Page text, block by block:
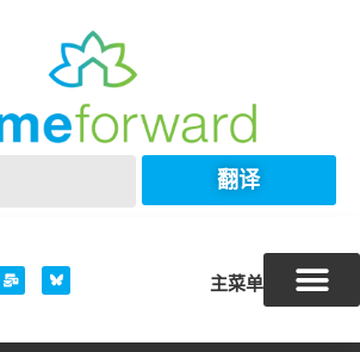
翻译
主菜单